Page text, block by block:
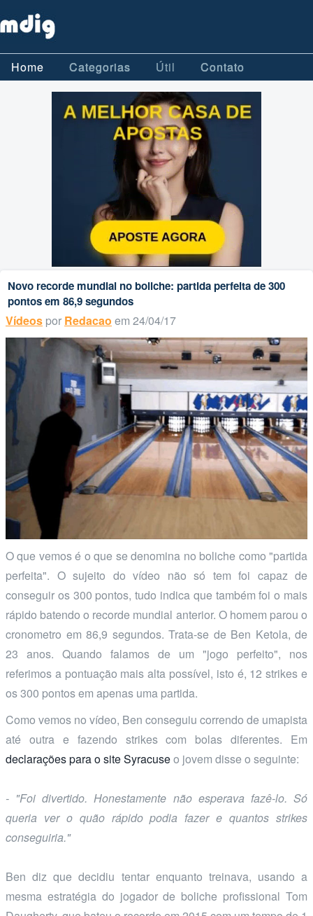
Home Categorias Útil Contato
Novo recorde mundial no boliche: partida perfeita de 300
pontos em 86,9 segundos
Vídeos por Redacao em 24/04/17
O que vemos é o que se denomina no boliche como "partida
perfeita". O sujeito do vídeo não só tem foi capaz de
conseguir os 300 pontos, tudo indica que também foi o mais
rápido batendo o recorde mundial anterior. O homem parou o
cronometro em 86,9 segundos. Trata-se de Ben Ketola, de
23 anos. Quando falamos de um "jogo perfeito", nos
referimos a pontuação mais alta possível, isto é, 12 strikes e
os 300 pontos em apenas uma partida.
Como vemos no vídeo, Ben conseguiu correndo de umapista
até outra e fazendo strikes com bolas diferentes. Em
declarações para o site Syracuseo jovem disse o seguinte:
- "Foi divertido. Honestamente não esperava fazê-lo. Só
queria ver o quão rápido podia fazer e quantos strikes
conseguiria."
Ben diz que decidiu tentar enquanto treinava, usando a
mesma estratégia do jogador de boliche profissional Tom